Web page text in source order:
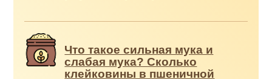
Что такое сильная мука и
слабая мука? Сколько
клейковины в пшеничной